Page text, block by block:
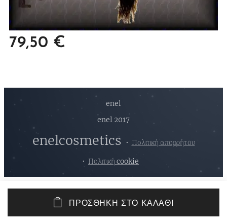
79,50 €
ΠΡΟΣΘΉΚΗ ΣΤΟ ΚΑΛΆΘΙ
enel
enel 2017
enelcosmetics Πολιτική απορρήτου
Πολιτική cookie